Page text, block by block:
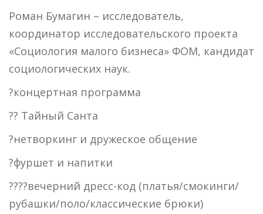
Роман Бумагин – исследователь,
координатор исследовательского проекта
«Социология малого бизнеса» ФОМ, кандидат
социологических наук.
?концертная программа
?? Тайный Санта
?нетворкинг и дружеское общение
?фуршет и напитки
????вечерний дресс-код (платья/смокинги/
рубашки/поло/классические брюки)